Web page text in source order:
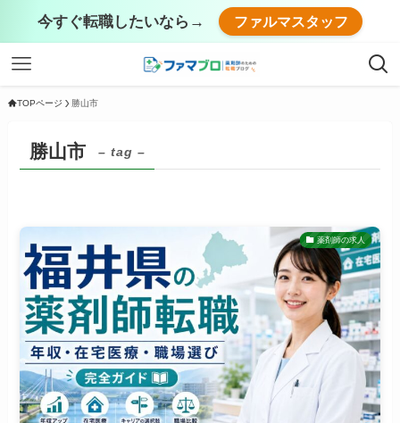
今すぐ転職したいなら→ ファルマスタッフ
TOPページ 勝山市
勝山市 – tag –
薬剤師の求人